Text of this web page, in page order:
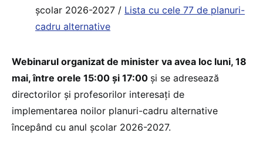
școlar 2026-2027 / Lista cu cele 77 de planuri-
cadru alternative
Webinarul organizat de minister va avea loc luni, 18
mai, între orele 15:00 și 17:00 și se adresează
directorilor și profesorilor interesați de
implementarea noilor planuri-cadru alternative
începând cu anul școlar 2026-2027.